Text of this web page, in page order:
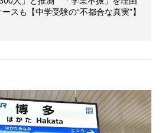
スも【中学受験の“不都合な真実”】